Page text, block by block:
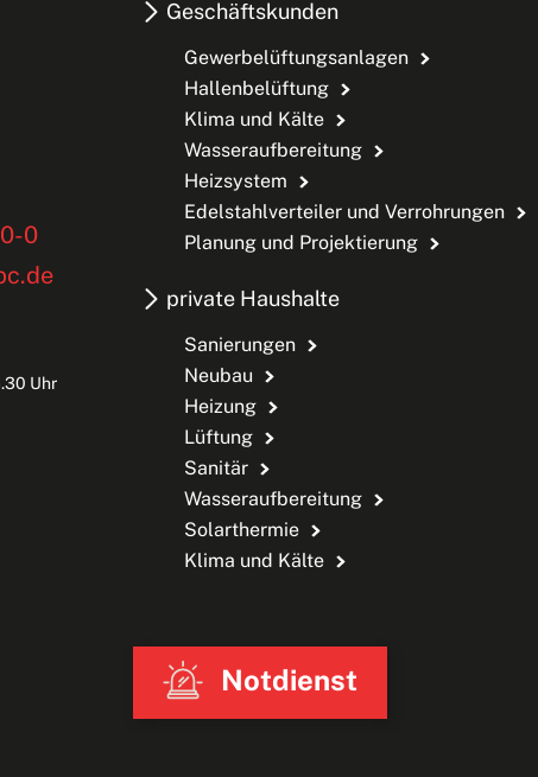
0
Uhr
Geschäftskunden
Gewerbelüftungsanlagen
Hallenbelüftung
Klima und Kälte
Wasseraufbereitung
Heizsystem
Edelstahlverteiler und Verrohrungen
Planung und Projektierung
private Haushalte
Sanierungen
Neubau
Heizung
Lüftung
Sanitär
Wasseraufbereitung
Solarthermie
Klima und Kälte
Notdienst